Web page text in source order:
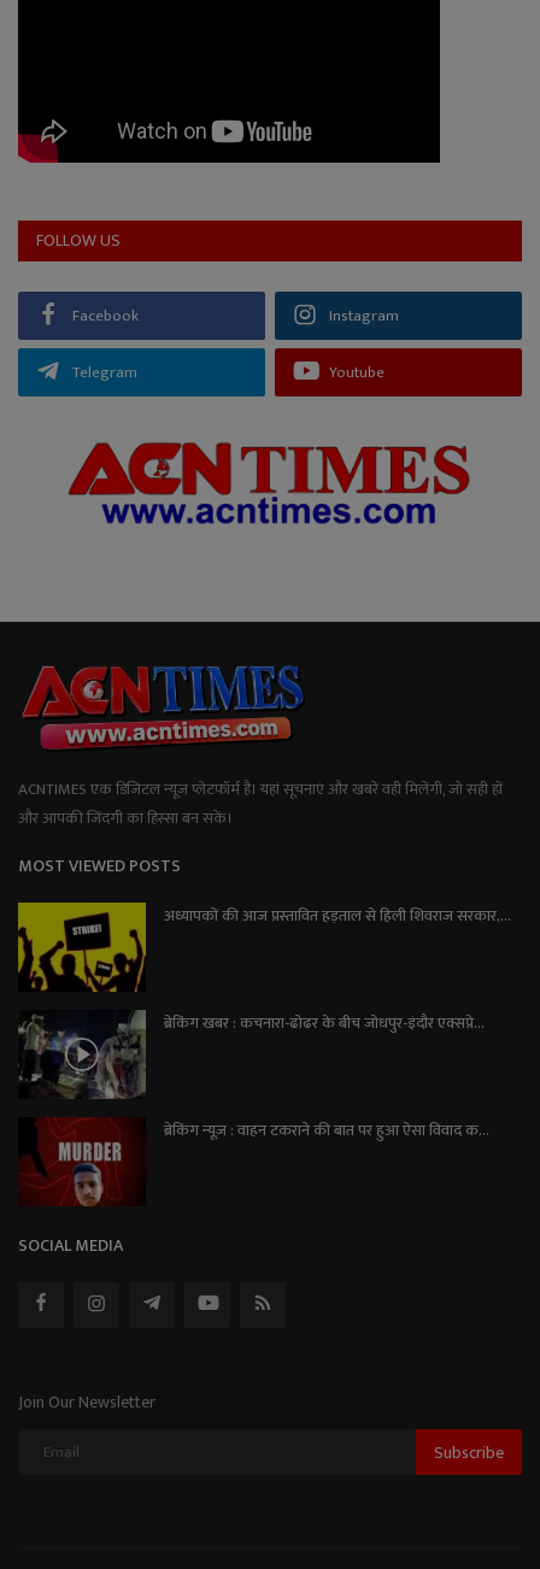
FOLLOW US
Facebook Instagram
Telegram Youtube
ACNTIMES एक डिजिटल न्यूज प्लेटफॉर्म है। यहां सूचनाएं और खबरें वही मिलेंगी, जो सही हों
और आपकी जिंदगी का हिस्सा बन सकें।
MOST VIEWED POSTS
अध्यापकों की आज प्रस्तावित हड़ताल से हिली शिवराज सरकार,...
ब्रेकिंग खबर : कचनारा-ढोढर के बीच जोधपुर-इंदौर एक्सप्रे...
ब्रेकिंग न्यूज़ : वाहन टकराने की बात पर हुआ ऐसा विवाद क...
SOCIAL MEDIA
Join Our Newsletter
Subscribe